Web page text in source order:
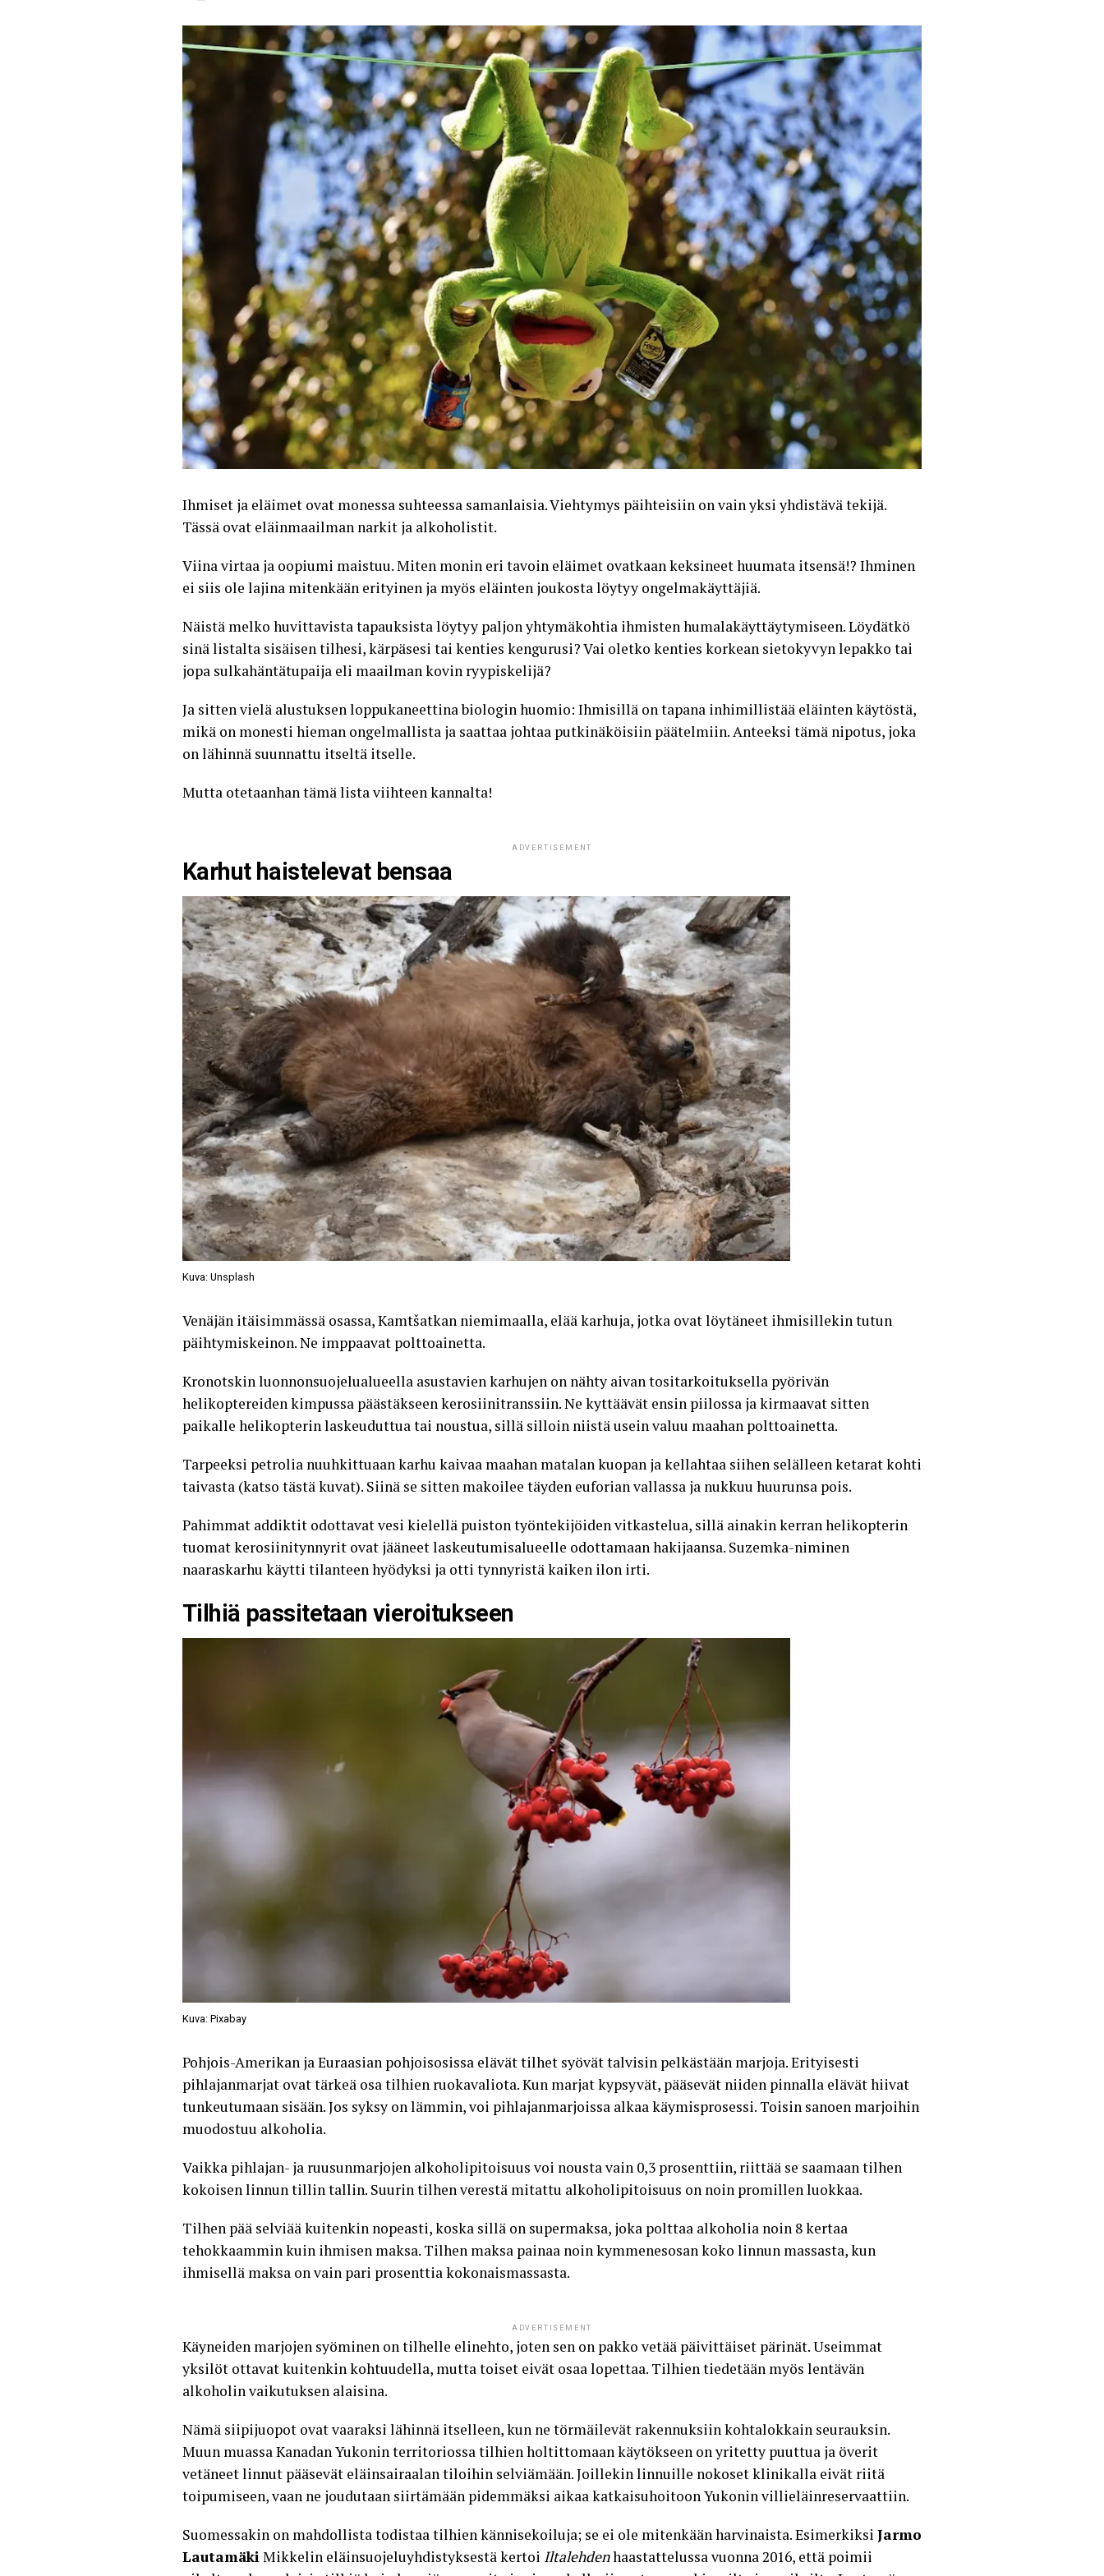
Ihmiset ja eläimet ovat monessa suhteessa samanlaisia. Viehtymys päihteisiin on vain yksi yhdistävä tekijä.
Tässä ovat eläinmaailman narkit ja alkoholistit.
Viina virtaa ja oopiumi maistuu. Miten monin eri tavoin eläimet ovatkaan keksineet huumata itsensä!? Ihminen
ei siis ole lajina mitenkään erityinen ja myös eläinten joukosta löytyy ongelmakäyttäjiä.
Näistä melko huvittavista tapauksista löytyy paljon yhtymäkohtia ihmisten humalakäyttäytymiseen. Löydätkö
sinä listalta sisäisen tilhesi, kärpäsesi tai kenties kengurusi? Vai oletko kenties korkean sietokyvyn lepakko tai
jopa sulkahäntätupaija eli maailman kovin ryypiskelijä?
Ja sitten vielä alustuksen loppukaneettina biologin huomio: Ihmisillä on tapana inhimillistää eläinten käytöstä,
mikä on monesti hieman ongelmallista ja saattaa johtaa putkinäköisiin päätelmiin. Anteeksi tämä nipotus, joka
on lähinnä suunnattu itseltä itselle.
Mutta otetaanhan tämä lista viihteen kannalta!
ADVERTISEMENT
Karhut haistelevat bensaa
Kuva: Unsplash
Venäjän itäisimmässä osassa, Kamtšatkan niemimaalla, elää karhuja, jotka ovat löytäneet ihmisillekin tutun
päihtymiskeinon. Ne imppaavat polttoainetta.
Kronotskin luonnonsuojelualueella asustavien karhujen on nähty aivan tositarkoituksella pyörivän
helikoptereiden kimpussa päästäkseen kerosiinitranssiin. Ne kyttäävät ensin piilossa ja kirmaavat sitten
paikalle helikopterin laskeuduttua tai noustua, sillä silloin niistä usein valuu maahan polttoainetta.
Tarpeeksi petrolia nuuhkittuaan karhu kaivaa maahan matalan kuopan ja kellahtaa siihen selälleen ketarat kohti
taivasta (katso tästä kuvat). Siinä se sitten makoilee täyden euforian vallassa ja nukkuu huurunsa pois.
Pahimmat addiktit odottavat vesi kielellä puiston työntekijöiden vitkastelua, sillä ainakin kerran helikopterin
tuomat kerosiinitynnyrit ovat jääneet laskeutumisalueelle odottamaan hakijaansa. Suzemka-niminen
naaraskarhu käytti tilanteen hyödyksi ja otti tynnyristä kaiken ilon irti.
Tilhiä passitetaan vieroitukseen
Kuva: Pixabay
Pohjois-Amerikan ja Euraasian pohjoisosissa elävät tilhet syövät talvisin pelkästään marjoja. Erityisesti
pihlajanmarjat ovat tärkeä osa tilhien ruokavaliota. Kun marjat kypsyvät, pääsevät niiden pinnalla elävät hiivat
tunkeutumaan sisään. Jos syksy on lämmin, voi pihlajanmarjoissa alkaa käymisprosessi. Toisin sanoen marjoihin
muodostuu alkoholia.
Vaikka pihlajan- ja ruusunmarjojen alkoholipitoisuus voi nousta vain 0,3 prosenttiin, riittää se saamaan tilhen
kokoisen linnun tillin tallin. Suurin tilhen verestä mitattu alkoholipitoisuus on noin promillen luokkaa.
Tilhen pää selviää kuitenkin nopeasti, koska sillä on supermaksa, joka polttaa alkoholia noin 8 kertaa
tehokkaammin kuin ihmisen maksa. Tilhen maksa painaa noin kymmenesosan koko linnun massasta, kun
ihmisellä maksa on vain pari prosenttia kokonaismassasta.
ADVERTISEMENT
Käyneiden marjojen syöminen on tilhelle elinehto, joten sen on pakko vetää päivittäiset pärinät. Useimmat
yksilöt ottavat kuitenkin kohtuudella, mutta toiset eivät osaa lopettaa. Tilhien tiedetään myös lentävän
alkoholin vaikutuksen alaisina.
Nämä siipijuopot ovat vaaraksi lähinnä itselleen, kun ne törmäilevät rakennuksiin kohtalokkain seurauksin.
Muun muassa Kanadan Yukonin territoriossa tilhien holtittomaan käytökseen on yritetty puuttua ja överit
vetäneet linnut pääsevät eläinsairaalan tiloihin selviämään. Joillekin linnuille nokoset klinikalla eivät riitä
toipumiseen, vaan ne joudutaan siirtämään pidemmäksi aikaa katkaisuhoitoonYukonin villieläinreservaattiin.
Suomessakin on mahdollista todistaa tilhien kännisekoiluja; se ei ole mitenkään harvinaista. Esimerkiksi Jarmo
LautamäkiMikkelin eläinsuojeluyhdistyksestä kertoi Iltalehdenhaastattelussa vuonna 2016, että poimii